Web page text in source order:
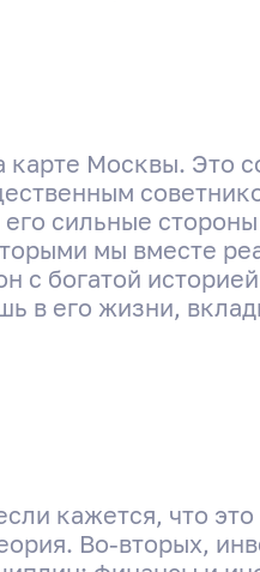
карте Москвы. Это
сильные
мы вместе
с богатой
в его жизни,
кажется, что
Во-вторых,